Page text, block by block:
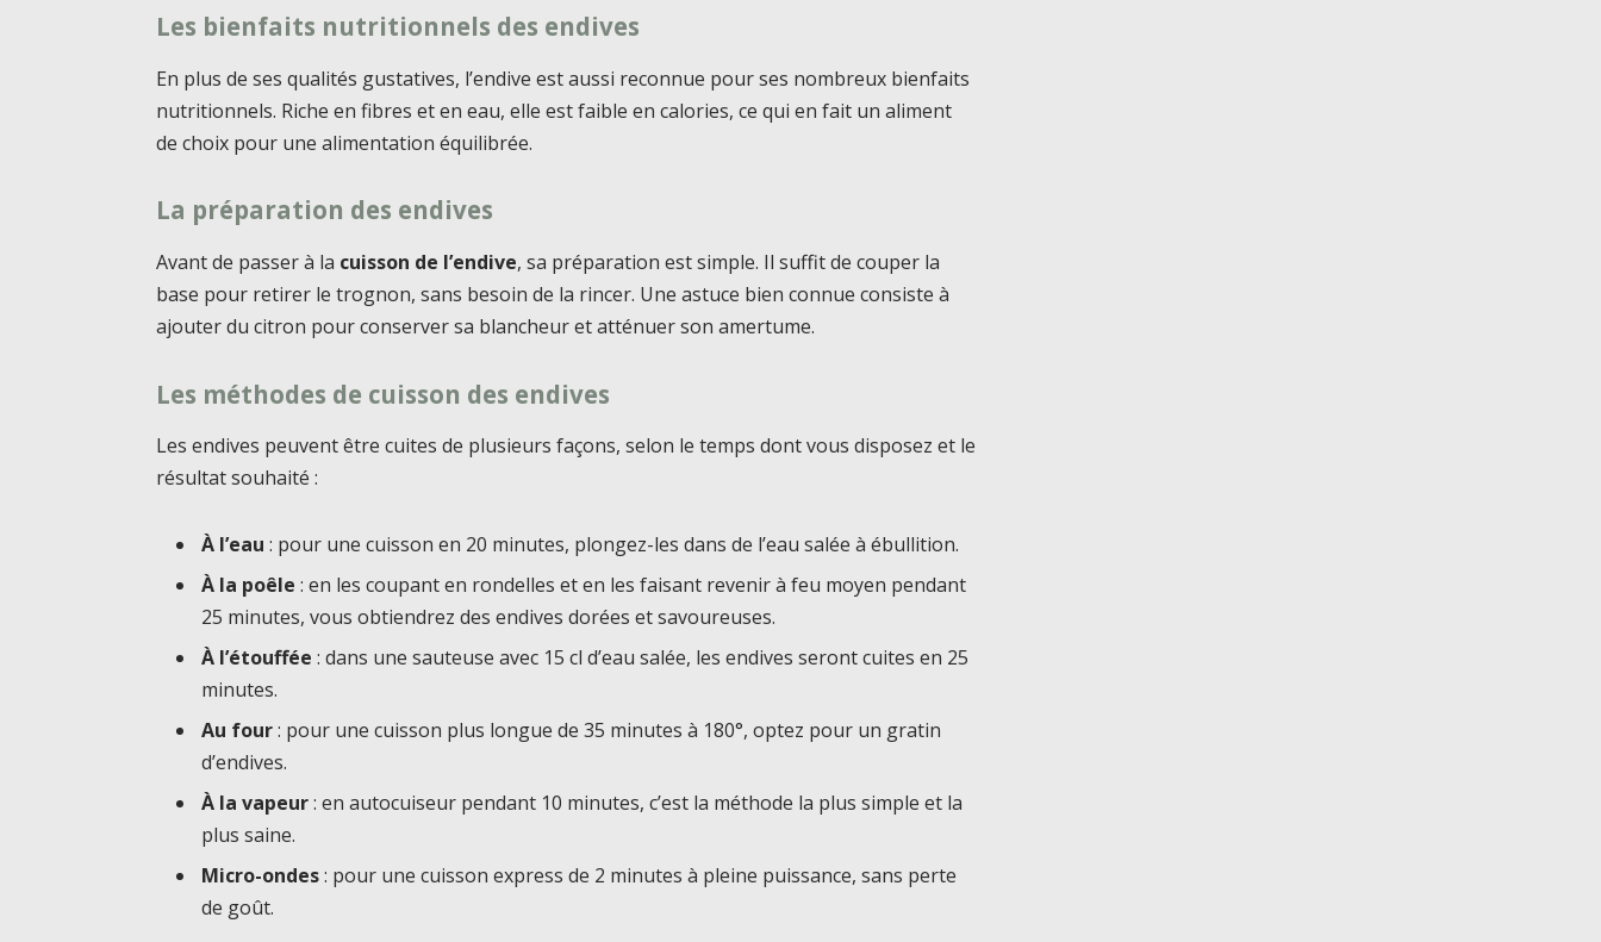
Les bienfaits nutritionnels des endives
En plus de ses qualités gustatives, l’endive est aussi reconnue pour ses nombreux bienfaits
nutritionnels. Riche en fibres et en eau, elle est faible en calories, ce qui en fait un aliment
de choix pour une alimentation équilibrée.
La préparation des endives
Avant de passer à la cuisson de l’endive, sa préparation est simple. Il suffit de couper la
base pour retirer le trognon, sans besoin de la rincer. Une astuce bien connue consiste à
ajouter du citron pour conserver sa blancheur et atténuer son amertume.
Les méthodes de cuisson des endives
Les endives peuvent être cuites de plusieurs façons, selon le temps dont vous disposez et le
résultat souhaité :
À l’eau : pour une cuisson en 20 minutes, plongez-les dans de l’eau salée à ébullition.
À la poêle : en les coupant en rondelles et en les faisant revenir à feu moyen pendant
25 minutes, vous obtiendrez des endives dorées et savoureuses.
À l’étouffée : dans une sauteuse avec 15 cl d’eau salée, les endives seront cuites en 25
minutes.
Au four: pour une cuisson plus longue de 35 minutes à 180°, optez pour un gratin
d’endives.
À la vapeur: en autocuiseur pendant 10 minutes, c’est la méthode la plus simple et la
plus saine.
Micro-ondes: pour une cuisson express de 2 minutes à pleine puissance, sans perte
de goût.